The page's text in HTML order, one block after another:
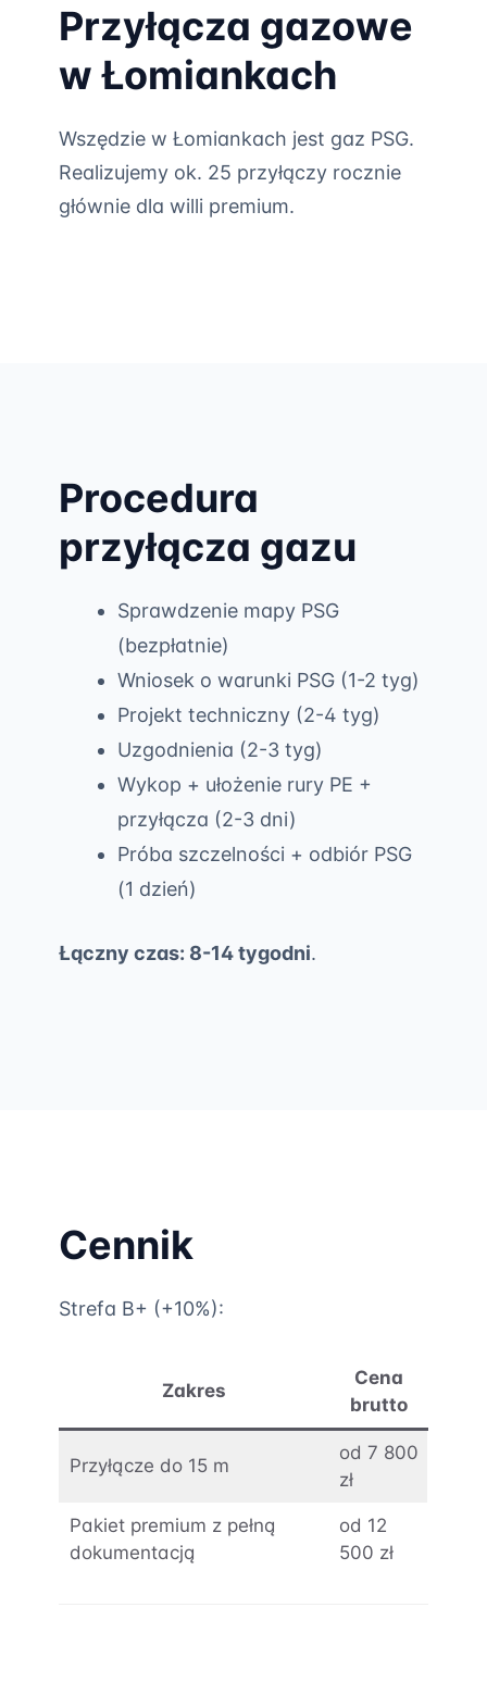
Przyłącza gazowe
w Łomiankach
Wszędzie w Łomiankach jest gaz PSG.
Realizujemy ok. 25 przyłączy rocznie
głównie dla willi premium.
Procedura
przyłącza gazu
Sprawdzenie mapy PSG
(bezpłatnie)
Wniosek o warunki PSG (1-2 tyg)
Projekt techniczny (2-4 tyg)
Uzgodnienia (2-3 tyg)
Wykop + ułożenie rury PE +
przyłącza (2-3 dni)
Próba szczelności + odbiór PSG
(1 dzień)
Łączny czas: 8-14 tygodni.
Cennik
Strefa B+ (+10%):
Zakres
Cena
brutto
Przyłącze do 15 m
od 7 800
zł
Pakiet premium z pełną
dokumentacją
od 12
500 zł